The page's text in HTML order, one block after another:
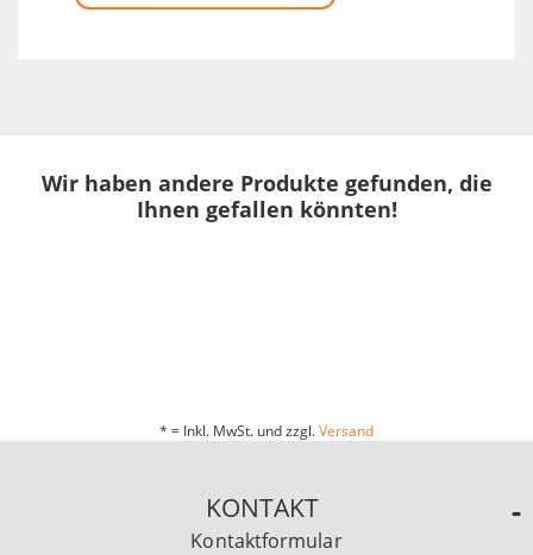
Wir haben andere Produkte gefunden, die
Ihnen gefallen könnten!
* = Inkl. MwSt. und zzgl.Versand
KONTAKT
Kontaktformular